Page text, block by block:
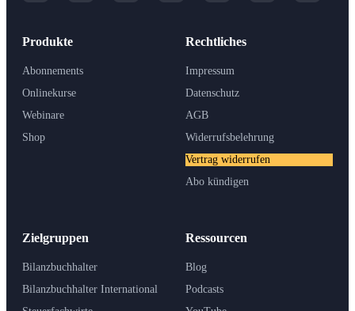
Produkte
Abonnements
Onlinekurse
Webinare
Shop
Zielgruppen
Bilanzbuchhalter
Bilanzbuchhalter International
Ressourcen
Blog
Podcasts
Rechtliches
Impressum
Datenschutz
AGB
Widerrufsbelehrung
Vertrag widerrufen
Abo kündigen